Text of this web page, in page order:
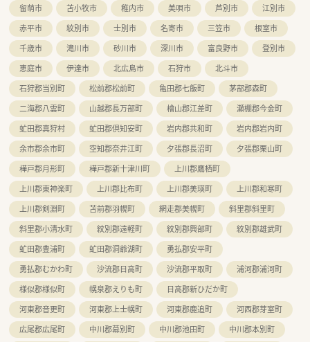
【法人特徴について】
■東証プライム上場企業として、大学病院門前やドラッグストア
併設店など全国に350店舗を展開しています。
■調剤業界で初めてM&Aをスタートさせた企業であり、今後も
新規出店とM&Aで成長が見込めます。
■患者さま一人ひとりと向き合うため、「座りカウンター」を積
極的に導入し、業務負担の軽減を図っています。
留萌市
苫小牧市 稚内市 美唄市 芦別市
江別市
赤平市
紋別市 士別市 名寄市 三笠市
根室市
千歳市
滝川市 砂川市 深川市 富良野市
登別市
恵庭市
伊達市 北広島市 石狩市
北斗市
石狩郡当別町
松前郡松前町 亀田郡七飯町
茅部郡森町
二海郡八雲町
山越郡長万部町 檜山郡江差町
瀬棚郡今金町
虻田郡真狩村
虻田郡倶知安町 岩内郡共和町
岩内郡岩内町
余市郡余市町
空知郡奈井江町 夕張郡長沼町
夕張郡栗山町
樺戸郡月形町
樺戸郡新十津川町
上川郡鷹栖町
上川郡東神楽町
上川郡比布町 上川郡美瑛町
上川郡和寒町
上川郡剣淵町
苫前郡羽幌町 網走郡美幌町
斜里郡斜里町
斜里郡小清水町
紋別郡遠軽町 紋別郡興部町
紋別郡雄武町
虻田郡豊浦町
虻田郡洞爺湖町
勇払郡安平町
勇払郡むかわ町
沙流郡日高町 沙流郡平取町
浦河郡浦河町
様似郡様似町
幌泉郡えりも町
日高郡新ひだか町
河東郡音更町
河東郡上士幌町 河東郡鹿追町
河西郡芽室町
広尾郡広尾町
中川郡幕別町 中川郡池田町
中川郡本別町